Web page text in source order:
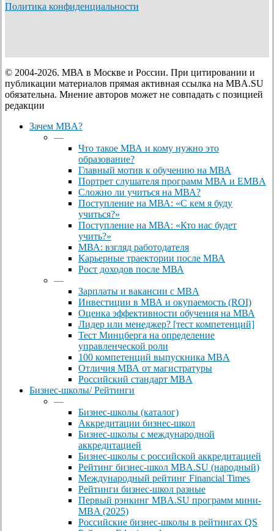
Политика конфиденциальности
© 2004-2026. МВА в Москве и России. При цитировании и
публикации материалов прямая активная ссылка на MBA.SU
обязательна. Мнение авторов может не совпадать с позицией
редакции
Close
Зачем MBA?
—
Что такое МВА и кому нужно это
образование?
Главный мотив к обучению на МВА
Портрет слушателя программ МВА и EMBA
Сложно ли учиться на МВА?
Поступление на МВА: «С кем я буду
учиться?»
Поступление на МВА: «Кто нас будет
учить?»
МВА: взгляд работодателя
Карьерные траектории после МВА
Рост доходов после МВА
—
Зарплаты и вакансии с MBA
Инвестиции в МВА и окупаемость (ROI)
Оценка эффективности обучения на МВА
Лидер или менеджер? [тест компетенций]
Тест Минцберга на определение
управленческой роли
100 компетенций выпускника MBA
Отличия МВА от магистратуры
Российский стандарт MBA
Бизнес-школы/ Рейтинги
—
Бизнес-школы (каталог)
Аккредитации бизнес-школ
Бизнес-школы с международной
аккредитацией
Бизнес-школы с российской аккредитацией
Рейтинг бизнес-школ MBA.SU (народный)
Международный рейтинг Financial Times
Рейтинги бизнес-школ разные
Первый рэнкинг MBA.SU программ мини-
MBA (2025)
Российские бизнес-школы в рейтингах QS